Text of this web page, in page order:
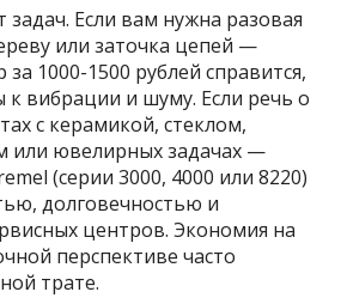
задач. Если вам нужна разовая
или заточка цепей —
за 1000-1500 рублей справится,
к вибрации и шуму. Если речь о
с керамикой, стеклом,
или ювелирных задачах —
(серии 3000, 4000 или 8220)
долговечностью и
центров. Экономия на
перспективе часто
трате.